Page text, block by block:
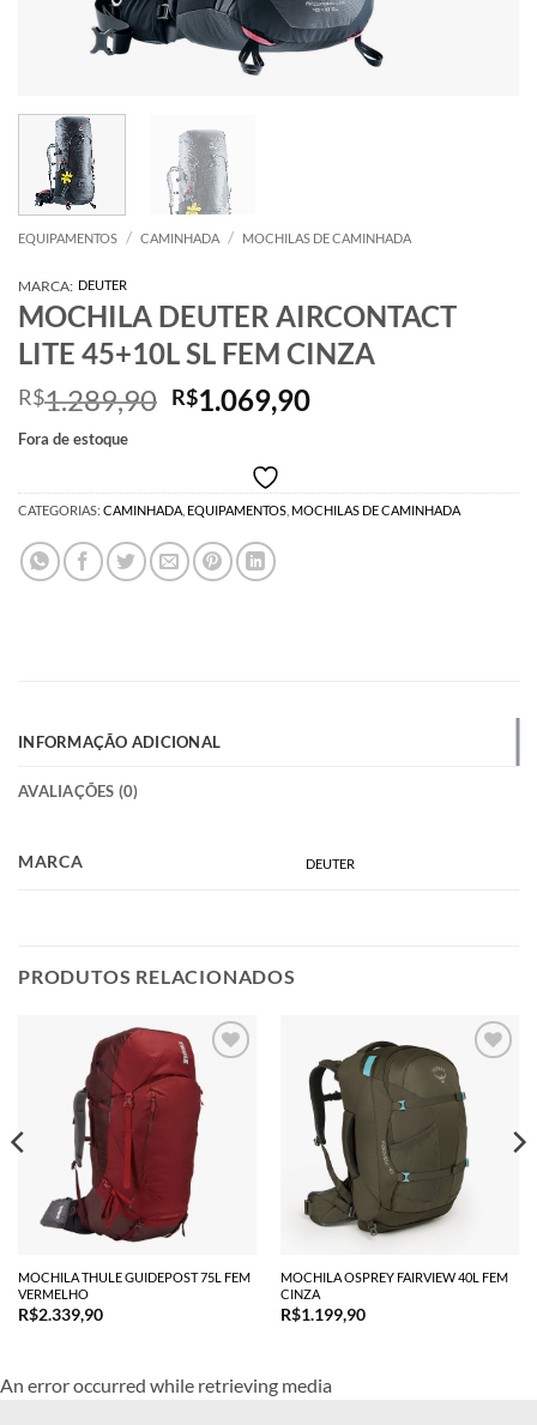
EQUIPAMENTOS / CAMINHADA / MOCHILAS DE CAMINHADA
MARCA: DEUTER
MOCHILA DEUTER AIRCONTACT
LITE 45+10L SL FEM CINZA
R$1.289,90 O
era:
R$1.289,90.
R$1.069,90O
é:
R$1.069,90.
Fora de estoque
CATEGORIAS: CAMINHADA EQUIPAMENTOS MOCHILAS DE CAMINHADA
INFORMAÇÃO ADICIONAL
AVALIAÇÕES (0)
MARCA DEUTER
PRODUTOS RELACIONADOS
MOCHILA THULE GUIDEPOST 75L FEM
VERMELHO
R$2.339,90
MOCHILA OSPREY FAIRVIEW 40L FEM
CINZA
R$1.199,90
An error occurred while retrieving media